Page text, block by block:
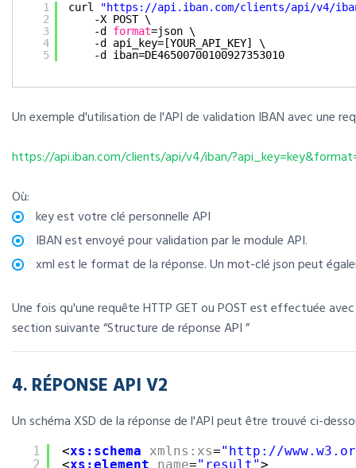
1
2
3
4
5
curl "https://api.iban.com/clients/api/v4/
-X POST \
-d format=json \
-d api_key=[YOUR_API_KEY] \
-d iban=DE46500700100927353010
Un exemple d'utilisation de l'API de validation IBAN avec une
https://api.iban.com/clients/api/v4/iban/
Où:
key est votre clé personnelle API
IBAN est envoyé pour validation par le module API.
xml est le format de la réponse. Un mot-clé json peut
Une fois qu'une requête HTTP GET ou POST est effectuée
section suivante “Structure de réponse API ”
4. RÉPONSE API V2
Un schéma XSD de la réponse de l'API peut être trouvé ci-
1
2
<xs:schema xmlns:xs=" http://
<xs:element name="result">